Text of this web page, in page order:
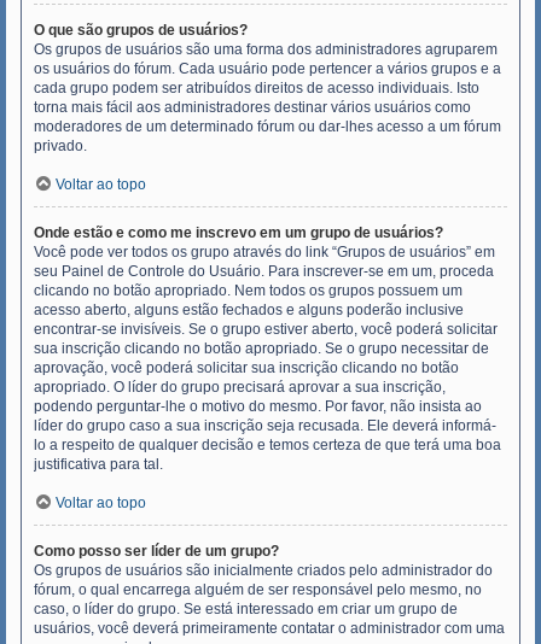
O que são grupos de usuários?
Os grupos de usuários são uma forma dos administradores agruparem
os usuários do fórum. Cada usuário pode pertencer a vários grupos e a
cada grupo podem ser atribuídos direitos de acesso individuais. Isto
torna mais fácil aos administradores destinar vários usuários como
moderadores de um determinado fórum ou dar-lhes acesso a um fórum
privado.
Voltar ao topo
Onde estão e como me inscrevo em um grupo de usuários?
Você pode ver todos os grupo através do link “Grupos de usuários” em
seu Painel de Controle do Usuário. Para inscrever-se em um, proceda
clicando no botão apropriado. Nem todos os grupos possuem um
acesso aberto, alguns estão fechados e alguns poderão inclusive
encontrar-se invisíveis. Se o grupo estiver aberto, você poderá solicitar
sua inscrição clicando no botão apropriado. Se o grupo necessitar de
aprovação, você poderá solicitar sua inscrição clicando no botão
apropriado. O líder do grupo precisará aprovar a sua inscrição,
podendo perguntar-lhe o motivo do mesmo. Por favor, não insista ao
líder do grupo caso a sua inscrição seja recusada. Ele deverá informá-
lo a respeito de qualquer decisão e temos certeza de que terá uma boa
justificativa para tal.
Voltar ao topo
Como posso ser líder de um grupo?
Os grupos de usuários são inicialmente criados pelo administrador do
fórum, o qual encarrega alguém de ser responsável pelo mesmo, no
caso, o líder do grupo. Se está interessado em criar um grupo de
usuários, você deverá primeiramente contatar o administrador com uma